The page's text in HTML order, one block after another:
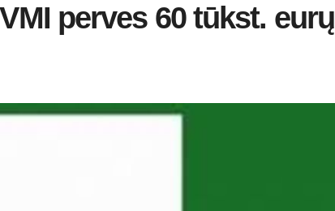
perves 60 tūkst. eurų